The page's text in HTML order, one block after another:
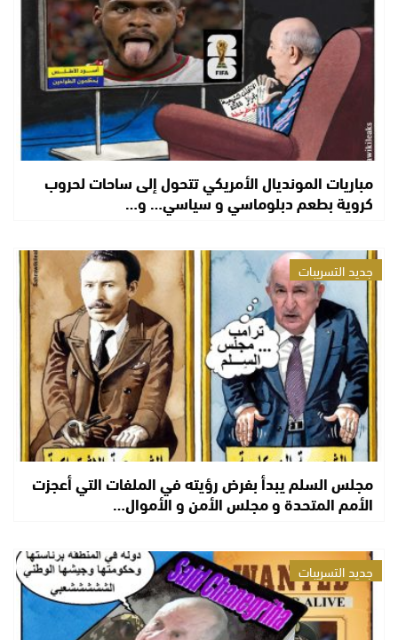
مباريات المونديال الأمريكي تتحول إلى ساحات لحروب
كروية بطعم دبلوماسي و سياسي… و…
جديد التسريبات
مجلس السلم يبدأ بفرض رؤيته في الملفات التي أعجزت
الأمم المتحدة و مجلس الأمن و الأموال…
جديد التسريبات